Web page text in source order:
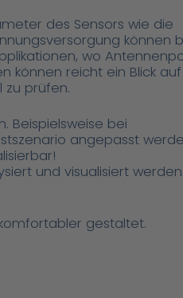
des Sensors wie die
können
wo
können reicht ein Blick
prüfen.
Beispielsweise bei
angepasst
und visualisiert
gestaltet.